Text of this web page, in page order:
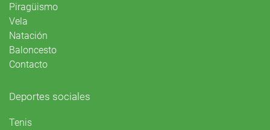
Piragüismo
Vela
Natación
Baloncesto
Contacto
Deportes sociales
Tenis